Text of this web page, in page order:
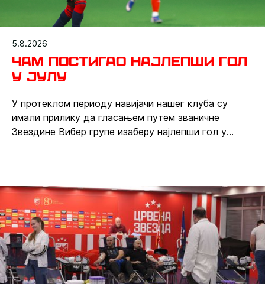
5.8.2026
Чам постигао најлепши гол
у јулу
У протеклом периоду навијачи нашег клуба су
имали прилику да гласањем путем званичне
Звездине Вибер групе изаберу најлепши гол у
Чама.